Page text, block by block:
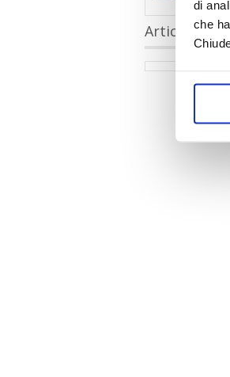
di
che
Articoli